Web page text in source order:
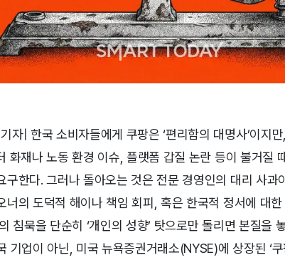
자| 한국 소비자들에게 쿠팡은 ‘편리함의 대명사’이지만
화재나 노동 환경 이슈, 플랫폼 갑질 논란 등이 불거질
구한다. 그러나 돌아오는 것은 전문 경영인의 대리 사과
너의 도덕적 해이나 책임 회피, 혹은 한국적 정서에 대
침묵을 단순히 ‘개인의 성향’ 탓으로만 돌리면 본질을
기업이 아닌, 미국 뉴욕증권거래소(NYSE)에 상장된 ‘